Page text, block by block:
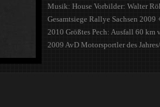
Musik: House Vorbilder: Walter
Gesamtsiege Rallye Sachsen
2010 Größtes Pech: Ausfall 60
2009 AvD Motorsportler des